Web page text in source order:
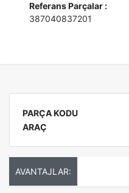
Referans Parçalar :
387040837201
PARÇA KODU
ARAÇ
AVANTAJLAR: